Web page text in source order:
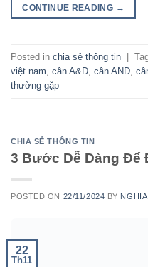
CONTINUE READING →
Posted in chia sẻ thông tin
việt nam cân A&D cân AND
thường gặp
CHIA SẺ THÔNG TIN
3 Bước Dễ Dàng Để
POSTED ON 22/11/2024 BY NGHIA
22
Th11